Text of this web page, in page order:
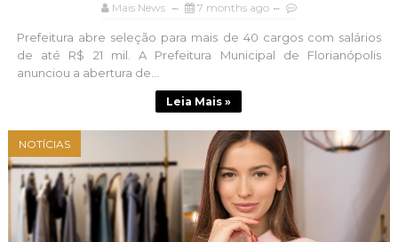
Mais News 7 months ago
Prefeitura abre seleção para mais de 40 cargos com salários
de até R$ 21 mil. A Prefeitura Municipal de Florianópolis
anunciou a abertura de...
Leia Mais »
NOTÍCIAS